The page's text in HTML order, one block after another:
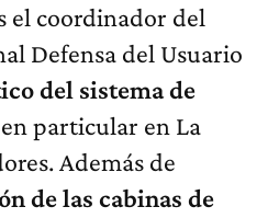
el coordinador del
Defensa del Usuario
del sistema de
particular en La
Además de
de las cabinas de